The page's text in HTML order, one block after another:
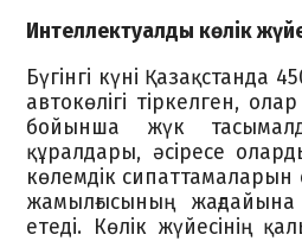
Интеллектуалды көлік
Бүгінгі күні Қазақстанда
автокөлігі тіркелген,
бойынша жүк
құралдары, әсіресе
көлемдік
жамылғысының
етеді. Көлік жүйесінің